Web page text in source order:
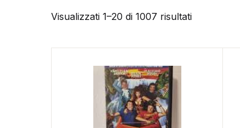
Visualizzati 1–20 di 1007 risultati